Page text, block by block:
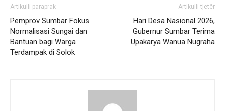
Artikulli paraprak
Pemprov Sumbar Fokus
Normalisasi Sungai dan
Bantuan bagi Warga
Terdampak di Solok
Artikulli tjetër
Hari Desa Nasional 2026,
Gubernur Sumbar Terima
Upakarya Wanua Nugraha